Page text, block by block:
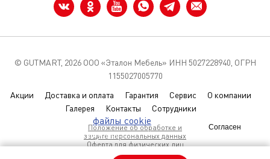
файлы cookie
улучшить сайт для вас
Согласен
© GUTMART, 2026 ООО «Эталон Мебель» ИНН 5027228940, ОГРН
1155027005770
Акции
Доставка и оплата Гарантия Сервис
О компании
Галерея
Контакты Сотрудники
Положение об обработке и
защите персональных данных
Оферта для физических лиц